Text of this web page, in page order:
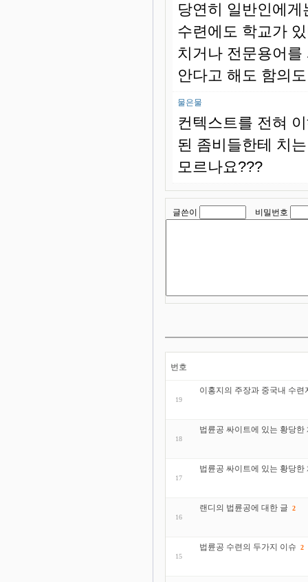
당연히 일반인에
수련에도 학교가
치거나 전문용어
안다고 해도 함의
물은물
컨텍스트를 전혀
된 좀비들한테 치
모르나요???
글쓴이 비밀번호
번호
19
이홍지의 주장과 중국내 수
18
법륜공 싸이트에 있는 황당한
17
법륜공 싸이트에 있는 황당한
16
랜디의 법륜공에 대한 글 2
15
법륜공 수련의 두가지 이슈 2